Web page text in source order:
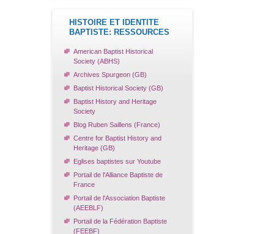
HISTOIRE ET IDENTITE
BAPTISTE: RESSOURCES
American Baptist Historical
Society (ABHS)
Archives Spurgeon (GB)
Baptist Historical Society (GB)
Baptist History and Heritage
Society
Blog Ruben Saillens (France)
Centre for Baptist History and
Heritage (GB)
Eglises baptistes sur Youtube
Portail de l'Alliance Baptiste de
France
Portail de l'Association Baptiste
(AEEBLF)
Portail de la Fédération Baptiste
(FEEBF)